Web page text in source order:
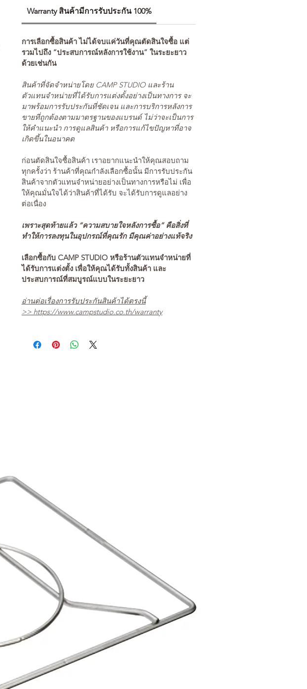
Warranty สินค้ามีการรับประกัน 100%
การเลือกซื้อสินค้า ไม่ได้จบแค่วันที่คุณตัดสินใจซื้อ แต่
รวมไปถึง “ประสบการณ์หลังการใช้งาน” ในระยะยาว
ด้วยเช่นกัน
สินค้าที่จัดจำหน่ายโดย CAMP STUDIO และร้าน
ตัวแทนจำหน่ายที่ได้รับการแต่งตั้งอย่างเป็นทางการ จะ
มาพร้อมการรับประกันที่ชัดเจน และการบริการหลังการ
ขายที่ถูกต้องตามมาตรฐานของแบรนด์ ไม่ว่าจะเป็นการ
ให้คำแนะนำ การดูแลสินค้า หรือการแก้ไขปัญหาที่อาจ
เกิดขึ้นในอนาคต
ก่อนตัดสินใจซื้อสินค้า เราอยากแนะนำให้คุณสอบถาม
ทุกครั้งว่า ร้านค้าที่คุณกำลังเลือกซื้อนั้น มีการรับประกัน
สินค้าจากตัวแทนจำหน่ายอย่างเป็นทางการหรือไม่ เพื่อ
ให้คุณมั่นใจได้ว่าสินค้าที่ได้รับ จะได้รับการดูแลอย่าง
ต่อเนื่อง
เพราะสุดท้ายแล้ว “ความสบายใจหลังการซื้อ” คือสิ่งที่
ทำให้การลงทุนในอุปกรณ์ที่คุณรัก มีคุณค่าอย่างแท้จริง
เลือกซื้อกับ CAMP STUDIO หรือร้านตัวแทนจำหน่ายที่
ได้รับการแต่งตั้ง เพื่อให้คุณได้รับทั้งสินค้า และ
ประสบการณ์ที่สมบูรณ์แบบในระยะยาว
อ่านต่อเรื่องการรับประกันสินค้าได้ตรงนี้
>> https://www.campstudio.co.th/warranty